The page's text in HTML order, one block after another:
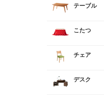
テーブル
こたつ
チェア
デスク